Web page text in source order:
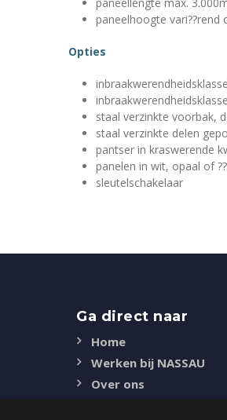
paneelhoogte vari??rend
Opties
staal verzinkte voorbak,
staal verzinkte delen
pantser in kraswerende
panelen in wit, opaal of
sleutelschakelaar
Ga direct naar
Home
Werken bij NASSAU
Over ons